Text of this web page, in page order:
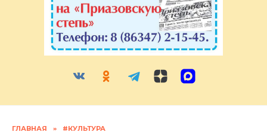
ГЛАВНАЯ » #КУЛЬТУРА